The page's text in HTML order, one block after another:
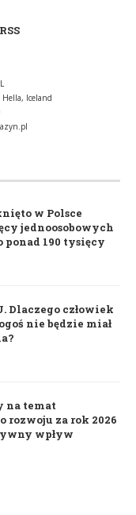
RSS
Iceland
w Polsce
jednoosobowych
ponad 190 tysięcy
Dlaczego człowiek
nie będzie miał
na temat
rozwoju za rok 2026
wpływ